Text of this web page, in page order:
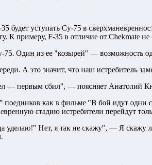
уступать Су-75 в
К примеру, F-35 в отличие от Chеkmatе
Один из ее "козырей" — возможность
А это значит, что наш истребитель
— первым сбил", — поясняет Анатолий
как в фильме "В бой идут одни
стадию истребители перейдут
уделаю!" Нет, я так не скажу", — Я скажу